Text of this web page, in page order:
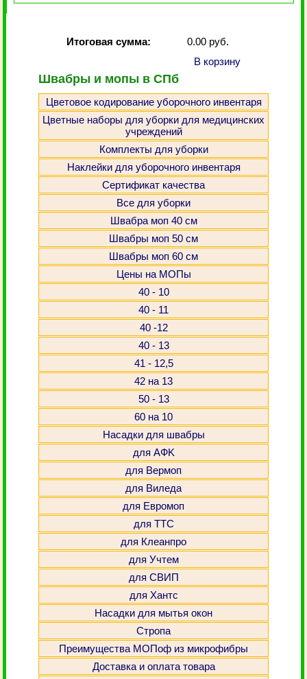
Итоговая сумма:
0.00 руб.
В корзину
Швабры и мопы в СПб
Цветовое кодирование уборочного инвентаря
Цветные наборы для уборки для медицинских
учреждений
Комплекты для уборки
Наклейки для уборочного инвентаря
Сертификат качества
Все для уборки
Швабра моп 40 см
Швабры моп 50 см
Швабры моп 60 см
Цены на МОПы
40 - 10
40 - 11
40 -12
40 - 13
41 - 12,5
42 на 13
50 - 13
60 на 10
Насадки для швабры
для АФK
для Вермоп
для Виледа
для Евромоп
для ТТС
для Клеанпро
для Учтем
для СВИП
для Хантс
Насадки для мытья окон
Стропа
Преимущества МОПоф из микрофибры
Доставка и оплата товара